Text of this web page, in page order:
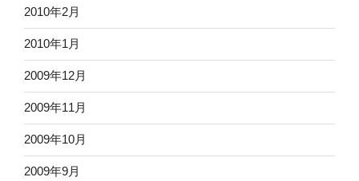
2010年2月
2010年1月
2009年12月
2009年11月
2009年10月
2009年9月